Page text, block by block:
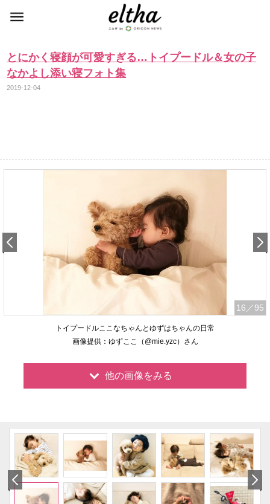
とにかく寝顔が可愛すぎる…トイプードル＆女の子
なかよし添い寝フォト集
2019-12-04
16 ／95
トイプードルここなちゃんとゆずはちゃんの日常
画像提供：ゆずここ（@mie.yzc）さん
他の画像をみる